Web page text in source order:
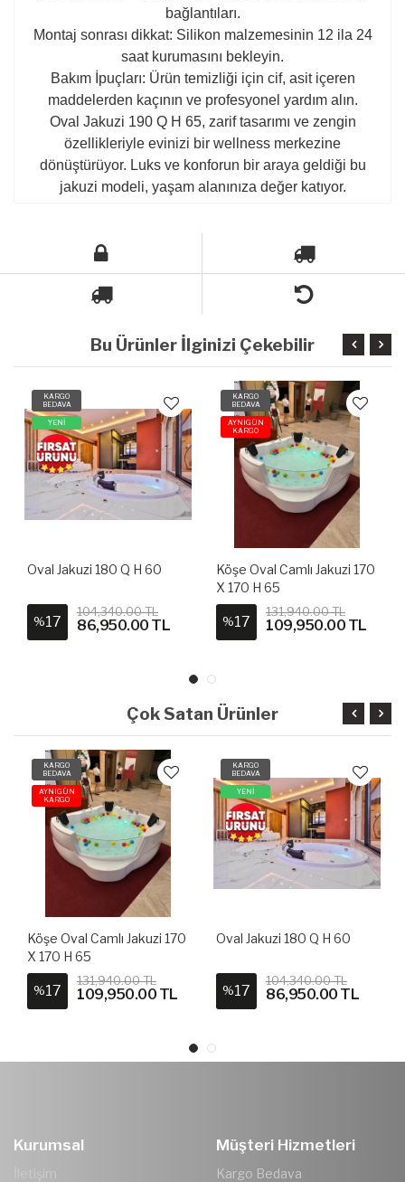
bağlantıları.
Montaj sonrası dikkat: Silikon malzemesinin 12 ila 24
saat kurumasını bekleyin.
Bakım İpuçları: Ürün temizliği için cif, asit içeren
maddelerden kaçının ve profesyonel yardım alın.
Oval Jakuzi 190 Q H 65, zarif tasarımı ve zengin
özellikleriyle evinizi bir wellness merkezine
dönüştürüyor. Luks ve konforun bir araya geldiği bu
jakuzi modeli, yaşam alanınıza değer katıyor.
Bu Ürünler İlginizi Çekebilir
KARGO
BEDAVA
YENİ
Oval Jakuzi 180 Q H 60
%17
104,340.00 TL
86,950.00 TL
KARGO
BEDAVA
AYNIGÜN
KARGO
Köşe Oval Camlı Jakuzi 170
X 170 H 65
%17
131,940.00 TL
109,950.00 TL
Çok Satan Ürünler
KARGO
BEDAVA
AYNIGÜN
KARGO
Köşe Oval Camlı Jakuzi 170
X 170 H 65
%17
131,940.00 TL
109,950.00 TL
KARGO
BEDAVA
YENİ
Oval Jakuzi 180 Q H 60
%17
104,340.00 TL
86,950.00 TL
Kurumsal
İletişim
Müşteri Hizmetleri
Kargo Bedava